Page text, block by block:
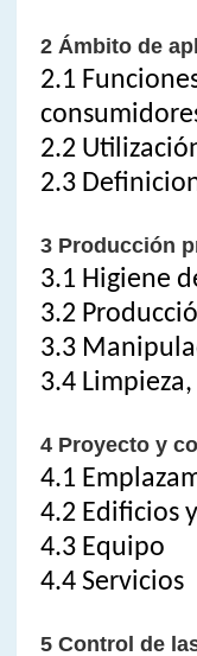
2 Ámbito de
2.1
2.2
2.3
3 Producción
3.1 Higiene
3.2
3.3
3.4
4 Proyecto y
4.1
4.2 Edificios
4.3 Equipo
4.4 Servicios
5 Control de